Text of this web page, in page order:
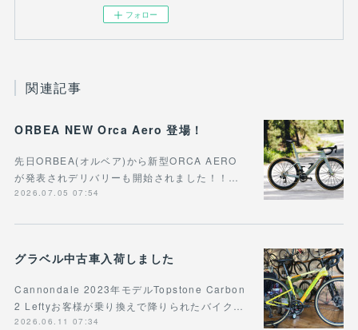
フォロー
関連記事
ORBEA NEW Orca Aero 登場！
先日ORBEA(オルベア)から新型ORCA AERO
が発表されデリバリーも開始されました！！…
2026.07.05 07:54
グラベル中古車入荷しました
Cannondale 2023年モデルTopstone Carbon
2 Leftyお客様が乗り換えで降りられたバイク…
2026.06.11 07:34